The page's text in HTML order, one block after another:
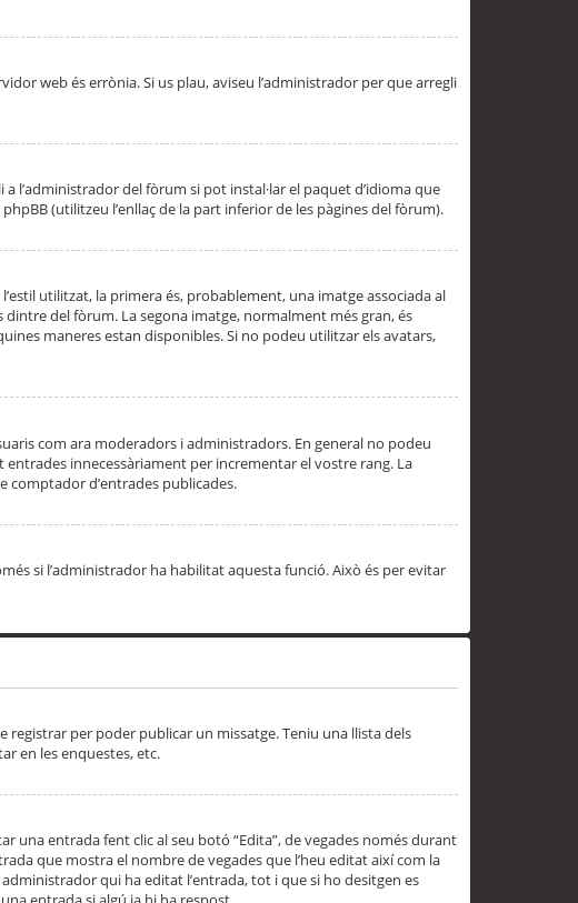
web és errònia. Si us plau, aviseu l’administrador per que arregli
l’administrador del fòrum si pot instal·lar el paquet d’idioma que
(utilitzeu l’enllaç de la part inferior de les pàgines del fòrum).
utilitzat, la primera és, probablement, una imatge associada al
del fòrum. La segona imatge, normalment més gran, és
maneres estan disponibles. Si no podeu utilitzar els avatars,
com ara moderadors i administradors. En general no podeu
innecessàriament per incrementar el vostre rang. La
d’entrades publicades.
si l’administrador ha habilitat aquesta funció. Això és per evitar
per poder publicar un missatge. Teniu una llista dels
en les enquestes, etc.
entrada fent clic al seu botó “Edita”, de vegades només durant
que mostra el nombre de vegades que l’heu editat així com la
qui ha editat l’entrada, tot i que si ho desitgen es